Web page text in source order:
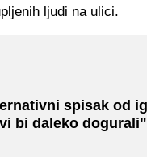
ljudi na ulici.
spisak od
bi daleko dogurali"